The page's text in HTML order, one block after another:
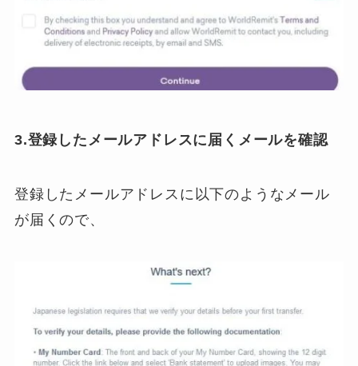
3.登録したメールアドレスに届くメールを確認
登録したメールアドレスに以下のようなメール
が届くので、